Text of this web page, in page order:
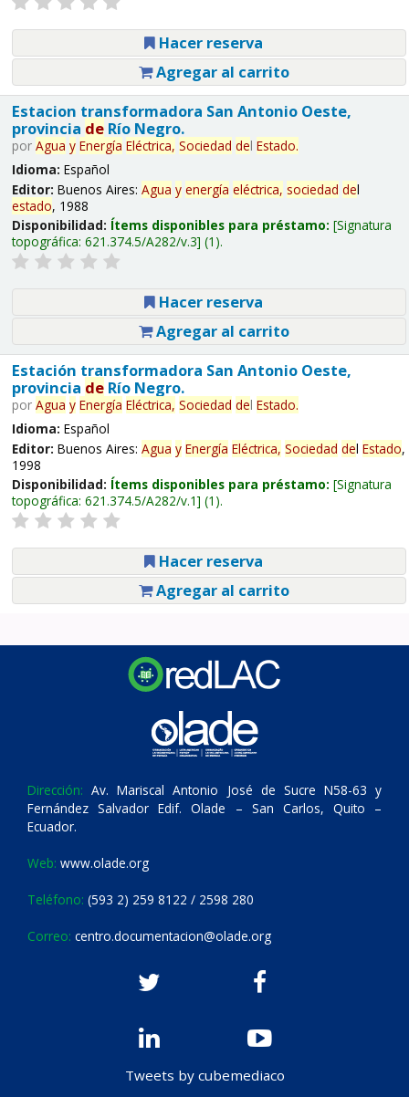
Hacer reserva
Agregar al carrito
Estacion transformadora San Antonio Oeste,
provincia deRío Negro.
por Agua y Energía Eléctrica, Sociedad del Estado.
Idioma: Español
Editor: Buenos Aires: Agua y energía eléctrica, sociedad del
estado, 1988
Disponibilidad: Ítems disponibles para préstamo: Signatura
topográfica: 621.374.5/A282/v.3 (1).
Hacer reserva
Agregar al carrito
Estación transformadora San Antonio Oeste,
provincia deRío Negro.
por Agua y Energía Eléctrica, Sociedad del Estado.
Idioma: Español
Editor: Buenos Aires: Agua y Energía Eléctrica, Sociedad del Estado,
1998
Disponibilidad: Ítems disponibles para préstamo: Signatura
topográfica: 621.374.5/A282/v.1 (1).
Hacer reserva
Agregar al carrito
Dirección: Av. Mariscal Antonio José de Sucre N58-63 y
Fernández Salvador Edif. Olade – San Carlos, Quito –
Ecuador.
Web: www.olade.org
Teléfono: (593 2) 259 8122 / 2598 280
Correo: centro.documentacion@olade.org
Tweets by cubemediaco